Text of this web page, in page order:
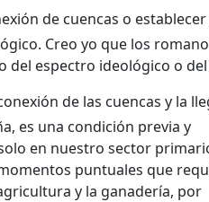
de cuencas o
Creo yo que los
del espectro ideológico o
de las cuencas y la
es una condición previa y
en nuestro sector
puntuales que
y la ganadería, por